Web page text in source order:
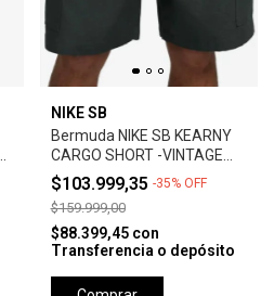
NIKE SB
Bermuda NIKE SB KEARNY
CARGO SHORT -VINTAGE
GREEN
$103.999,35 -35% OFF
$159.999,00
$88.399,45 con
Transferencia o depósito